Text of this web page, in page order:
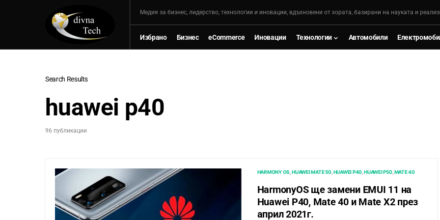
Mедия за бизнес, лидерство, технологии и иновации, вдъхновени от хората, базирани на науката и
Избрано Бизнес eCommerce Иновации Технологии Автомобили
Search Results
huawei p40
96 публикации
HARMONY OS HUAWEI MATE 50 HUAWEI P40 HUAWEI P50 MATE 40
HarmonyOS ще замени EMUI 11 на
Huawei P40, Mate 40 и Mate X2 през
април 2021г.